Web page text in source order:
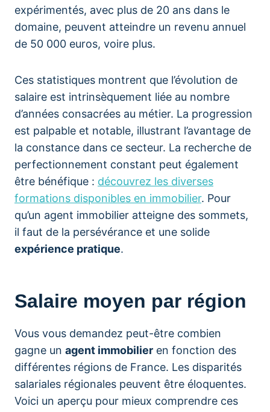
expérimentés, avec plus de 20 ans dans le
domaine, peuvent atteindre un revenu annuel
de 50 000 euros, voire plus.
Ces statistiques montrent que l’évolution de
salaire est intrinsèquement liée au nombre
d’années consacrées au métier. La progression
est palpable et notable, illustrant l’avantage de
la constance dans ce secteur. La recherche de
perfectionnement constant peut également
être bénéfique : découvrez les diverses
formations disponibles en immobilier. Pour
qu’un agent immobilier atteigne des sommets,
il faut de la persévérance et une solide
expérience pratique.
Salaire moyen par région
Vous vous demandez peut-être combien
gagne un agent immobilier en fonction des
différentes régions de France. Les disparités
salariales régionales peuvent être éloquentes.
Voici un aperçu pour mieux comprendre ces